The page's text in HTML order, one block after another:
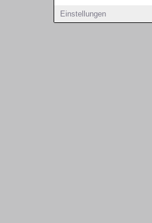
Einstellungen